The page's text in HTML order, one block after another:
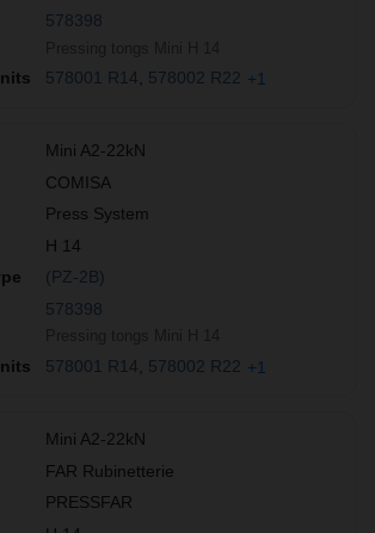
578398
578001 R14 578002 R22 +1
Mini A2-22kN
COMISA
Press System
H 14
(PZ-2B)
578398
578001 R14 578002 R22 +1
Mini A2-22kN
FAR Rubinetterie
PRESSFAR